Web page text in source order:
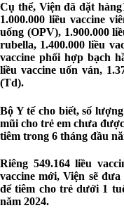
Cụ thể, Viện đã đặt
1.000.000 liều vaccine
uống (OPV), 1.900.000
rubella, 1.400.000 liều
vaccine phối hợp bạch
liều vaccine uốn ván,
(Td).
Bộ Y tế cho biết, số
mũi cho trẻ em chưa
tiêm trong 6 tháng đầu
Riêng 549.164 liều
vaccine mới, Viện sẽ
để tiêm cho trẻ dưới 1
năm 2024.